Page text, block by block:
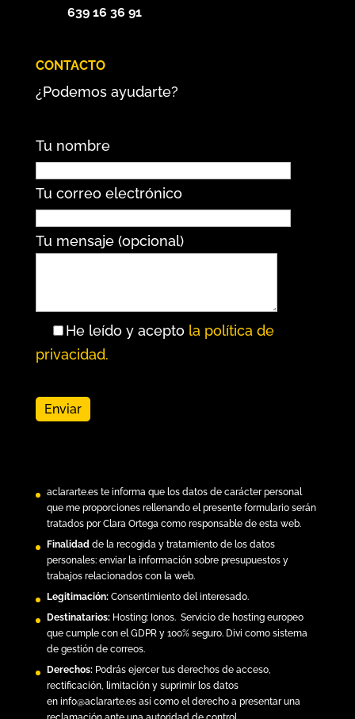
639 16 36 91
CONTACTO
¿Podemos ayudarte?
Tu nombre
Tu correo electrónico
Tu mensaje (opcional)
He leído y acepto la política de
privacidad.
aclararte.este informa que los datos de carácter personal
que me proporciones rellenando el presente formulario serán
tratados por Clara Ortega como responsable de esta web.
Finalidadde la recogida y tratamiento de los datos
personales: enviar la información sobre presupuestos y
trabajos relacionados con la web.
Legitimación: Consentimiento del interesado.
Destinatarios:Hosting: Ionos.Servicio de hosting europeo
que cumple con el GDPR y 100% seguro. Divi como sistema
de gestión de correos.
Derechos: Podrás ejercer tus derechos de acceso,
rectificación, limitación y suprimir los datos
en info@aclararte.esasí como el derecho a presentar una